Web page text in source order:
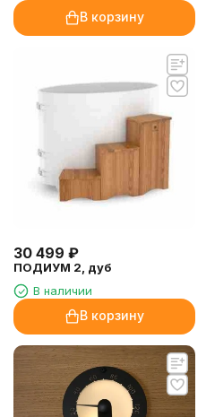
В корзину
30 499 ₽
ПОДИУМ 2, дуб
В наличии
В корзину